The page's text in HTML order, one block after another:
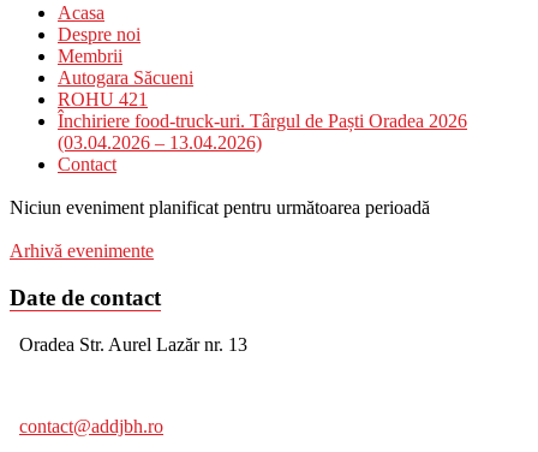
Acasa
Despre noi
Membrii
Autogara Săcueni
ROHU 421
Închiriere food-truck-uri. Târgul de Paști Oradea 2026
(03.04.2026 – 13.04.2026)
Contact
Niciun eveniment planificat pentru următoarea perioadă
Arhivă evenimente
Date de contact
Oradea Str. Aurel Lazăr nr. 13
contact@addjbh.ro